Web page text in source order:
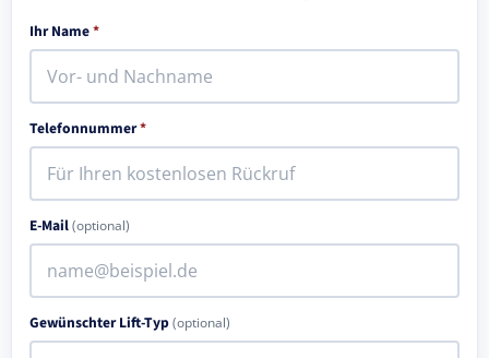
Ihr Name*
Telefonnummer*
E-Mail(optional)
Gewünschter Lift-Typ(optional)